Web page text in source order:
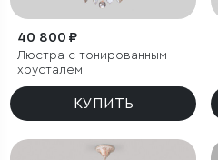
40 800 ₽
Люстра с тонированным
хрусталем
КУПИТЬ